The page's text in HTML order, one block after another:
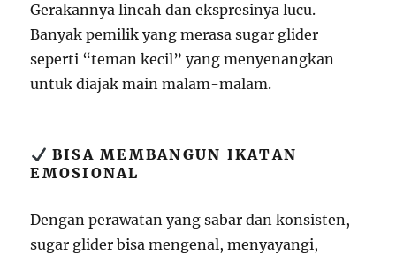
Gerakannya lincah dan ekspresinya lucu.
Banyak pemilik yang merasa sugar glider
seperti “teman kecil” yang menyenangkan
untuk diajak main malam-malam.
BISA MEMBANGUN IKATAN
EMOSIONAL
Dengan perawatan yang sabar dan konsisten,
sugar glider bisa mengenal, menyayangi,